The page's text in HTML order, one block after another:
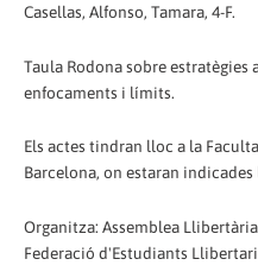
Casellas, Alfonso, Tamara, 4-F.
Taula Rodona sobre
enfocaments i límits.
Els actes tindran lloc a la
Barcelona, on estaran indicades
Organitza: Assemblea
Federació d'Estudiants